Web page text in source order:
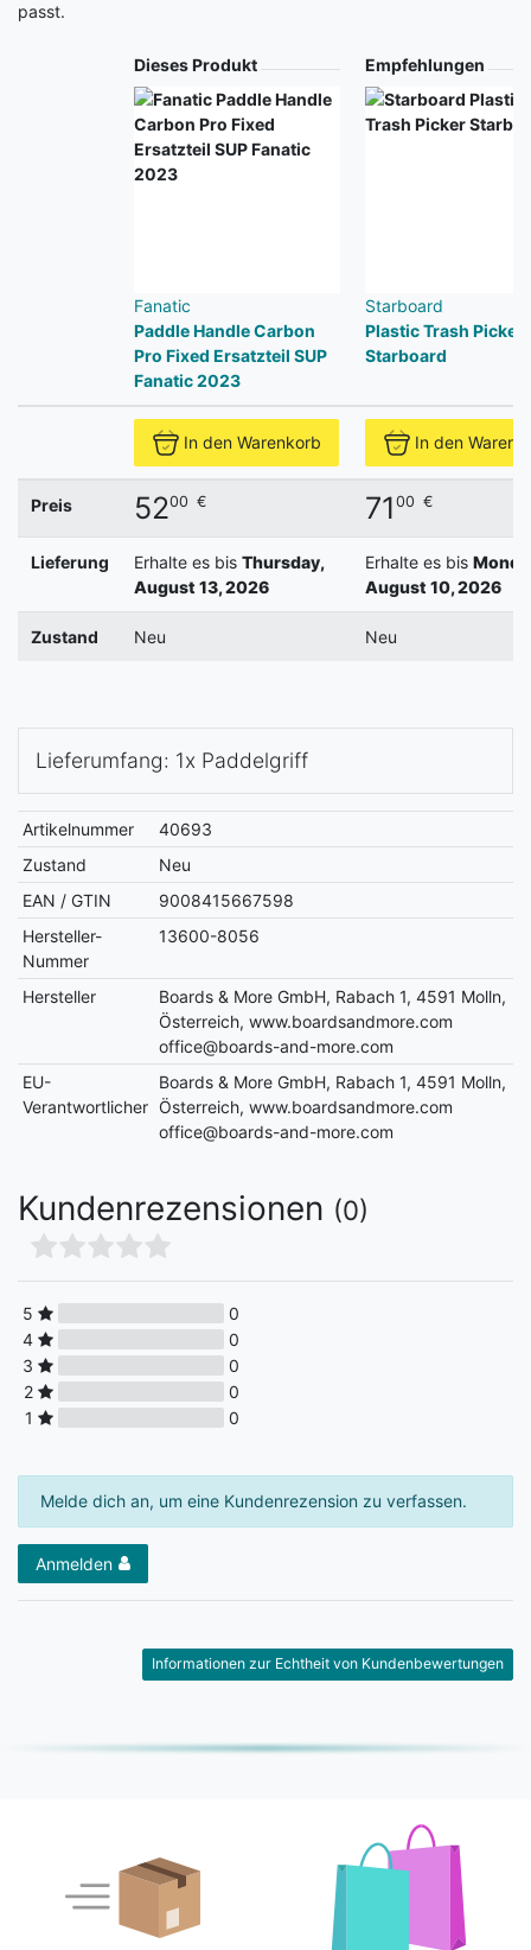
passt.
Dieses Produkt
Fanatic
Paddle Handle Carbon
Pro Fixed Ersatzteil SUP
Fanatic 2023
Empfehlungen
Starboard
Plastic Trash Picker
Starboard
In den Warenkorb In den
Preis 5200 € 71 00 €
Lieferung Erhalte es bis Thursday,
August 13, 2026
Erhalte es bis
August 10, 2026
Zustand Neu Neu
Lieferumfang: 1x Paddelgriff
Artikelnummer
40693
Zustand
Neu
EAN / GTIN
9008415667598
Hersteller-
Nummer
13600-8056
Hersteller
Boards & More GmbH, Rabach 1, 4591 Molln,
Österreich, www.boardsandmore.com
office@boards-and-more.com
EU-
Verantwortlicher
Boards & More GmbH, Rabach 1, 4591 Molln,
Österreich, www.boardsandmore.com
office@boards-and-more.com
Kundenrezensionen (0)
5
0
4
0
3
0
2
0
1
0
Melde dich an, um eine Kundenrezension zu verfassen.
Anmelden
Informationen zur Echtheit von Kundenbewertungen